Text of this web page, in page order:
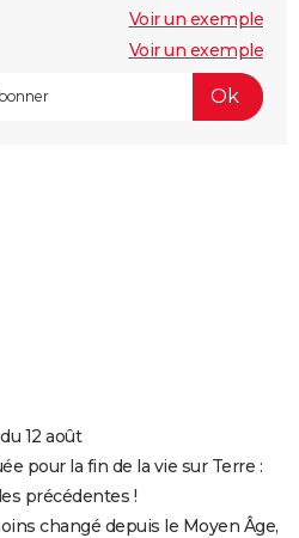
Voir un exemple
Voir un exemple
12 août
pour la fin de la vie sur Terre :
précédentes !
changé depuis le Moyen Âge,